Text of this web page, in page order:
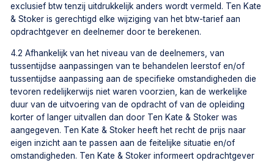
exclusief btw tenzij uitdrukkelijk anders wordt vermeld. Ten Kate
& Stoker is gerechtigd elke wijziging van het btw-tarief aan
opdrachtgever en deelnemer door te berekenen.
4.2 Afhankelijk van het niveau van de deelnemers, van
tussentijdse aanpassingen van te behandelen leerstof en/of
tussentijdse aanpassing aan de specifieke omstandigheden die
tevoren redelijkerwijs niet waren voorzien, kan de werkelijke
duur van de uitvoering van de opdracht of van de opleiding
korter of langer uitvallen dan door Ten Kate & Stoker was
aangegeven. Ten Kate & Stoker heeft het recht de prijs naar
eigen inzicht aan te passen aan de feitelijke situatie en/of
omstandigheden. Ten Kate & Stoker informeert opdrachtgever